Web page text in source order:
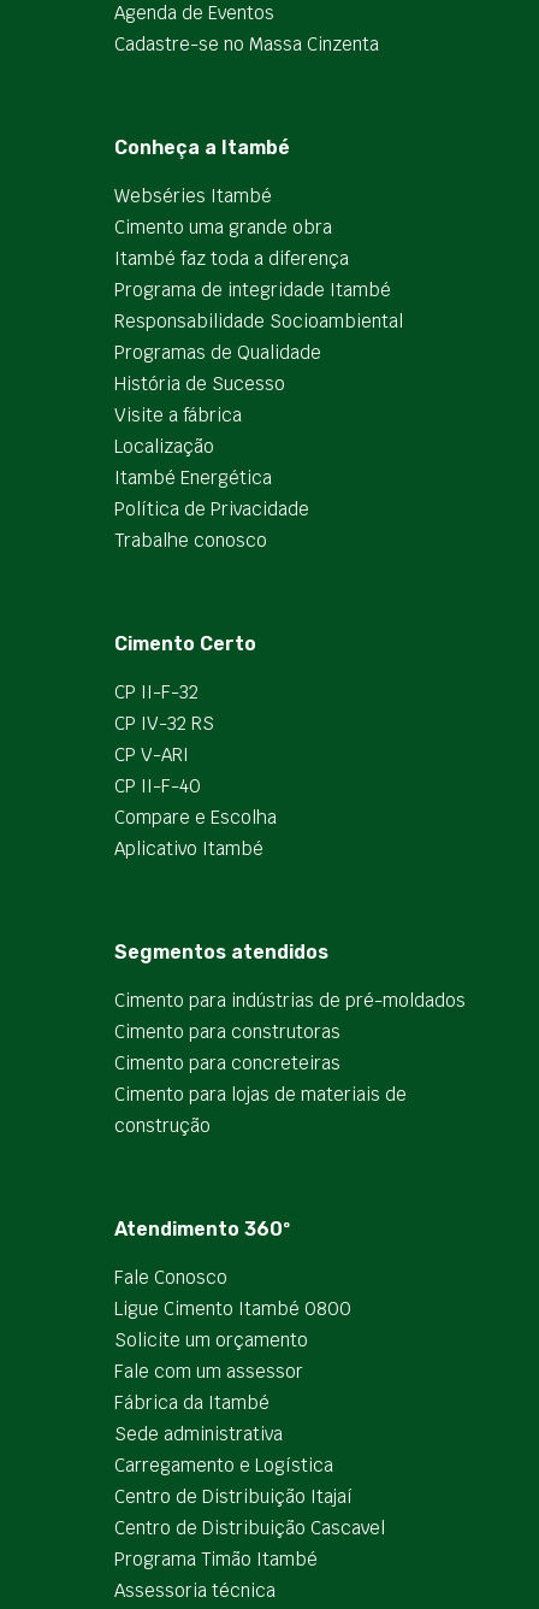
Agenda de Eventos
Cadastre-se no Massa Cinzenta
Conheça a Itambé
Webséries Itambé
Cimento uma grande obra
Itambé faz toda a diferença
Programa de integridade Itambé
Responsabilidade Socioambiental
Programas de Qualidade
História de Sucesso
Visite a fábrica
Localização
Itambé Energética
Política de Privacidade
Trabalhe conosco
Cimento Certo
CP II-F-32
CP IV-32 RS
CP V-ARI
CP II-F-40
Compare e Escolha
Aplicativo Itambé
Segmentos atendidos
Cimento para indústrias de pré-moldados
Cimento para construtoras
Cimento para concreteiras
Cimento para lojas de materiais de
construção
Atendimento 360º
Fale Conosco
Ligue Cimento Itambé 0800
Solicite um orçamento
Fale com um assessor
Fábrica da Itambé
Sede administrativa
Carregamento e Logística
Centro de Distribuição Itajaí
Centro de Distribuição Cascavel
Programa Timão Itambé
Assessoria técnica